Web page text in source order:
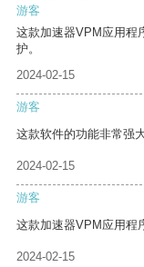
游客
这款加速器VPM应用程
护。
2024-02-15
游客
这款软件的功能非常强
2024-02-15
游客
这款加速器VPM应用程
2024-02-15